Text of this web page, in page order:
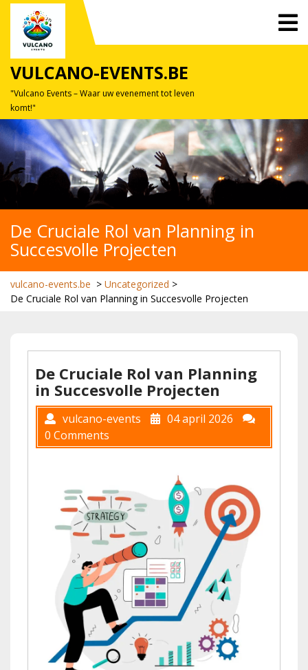
Skip
content
VULCANO-EVENTS.BE
"Vulcano Events – Waar uw evenement tot leven
komt!"
De Cruciale Rol van Planning in
Succesvolle Projecten
vulcano-events.be > Uncategorized >
De Cruciale Rol van Planning in Succesvolle Projecten
De Cruciale Rol van Planning
in Succesvolle Projecten
vulcano-events
04 april 2026
0 Comments